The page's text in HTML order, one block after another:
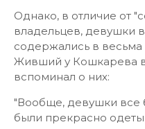
Однако, в отличие от
владельцев, девушки
содержались в весьма
Живший у Кошкарева
вспоминал о них:
"Вообще, девушки все
были прекрасно